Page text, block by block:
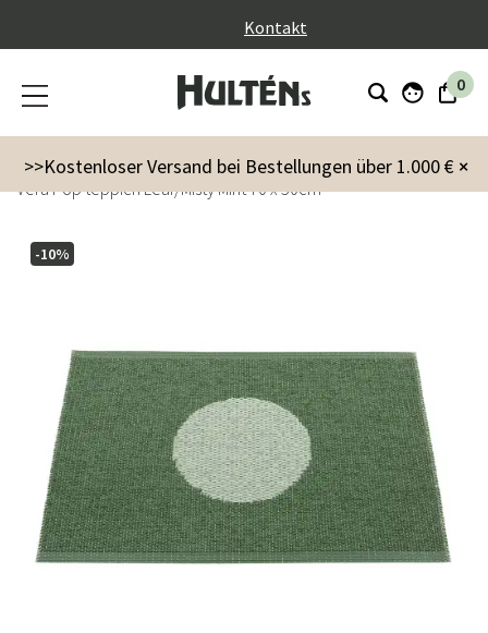
Kontakt
0
×
>>Kostenloser Versand bei Bestellungen über 1.000 €
Innenausstattung
Teppiche
Vera Pop teppich Leaf/Misty Mint 70 x 50cm
-10%